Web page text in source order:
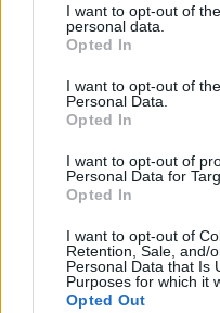
not limited to your visit or
grant or deny consent to
use your data for below
consent section.
I want to opt-out of
personal data.
Opted In
I want to opt-out of
Personal Data.
Opted In
I want to opt-out of
Personal Data for
Opted In
I want to opt-out of
Retention, Sale, and/
Personal Data that Is
Purposes for which it
Opted Out
ÉLETMÓD
mindig rosszul